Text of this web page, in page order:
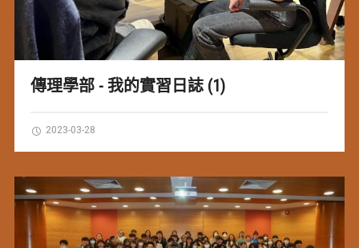
傳理學部 - 我的實習日誌 (1)
2023-03-28